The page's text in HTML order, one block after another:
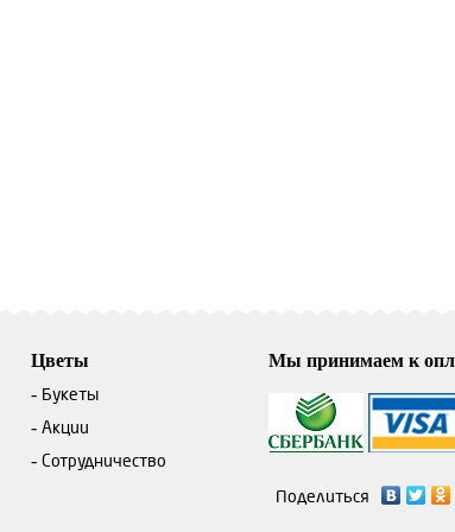
Цветы
Букеты
Акции
Сотрудничество
Мы принимаем к
Поделиться